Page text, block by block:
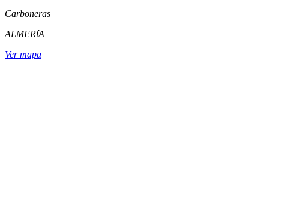
Carboneras
ALMERíA
Ver mapa